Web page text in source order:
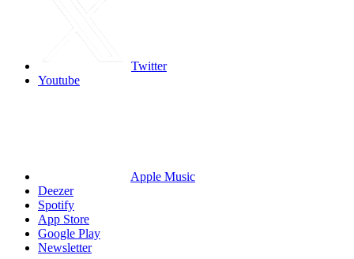
Twitter
Youtube
Apple Music
Deezer
Spotify
App Store
Google Play
Newsletter